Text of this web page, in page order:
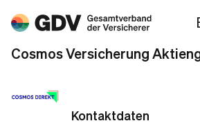
Cosmos Versicherung
Kontaktdaten